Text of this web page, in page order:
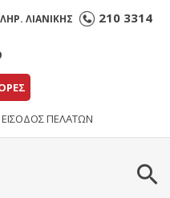
ΛΙΑΝΙΚΗΣ 210 3314
ΕΙΣΟΔΟΣ ΠΕΛΑΤΩΝ